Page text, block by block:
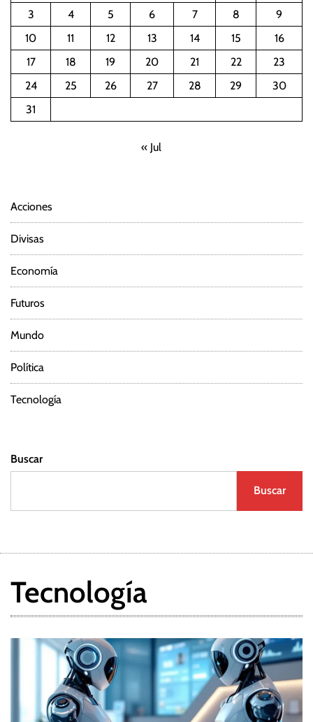
c
i
e
e
n
t
r
a
d
s
3
4 5 6 7 8
9
10
11 12 13 14 15
16
17
18 19 20 21 22
23
24
25 26 27 28 29
30
31
« Jul
Acciones
Divisas
Economía
Futuros
Mundo
Política
Tecnología
Buscar
Buscar
Tecnología